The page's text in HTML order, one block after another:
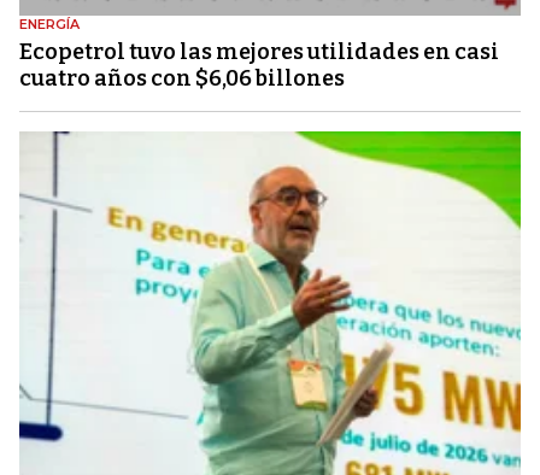
ENERGÍA
Ecopetrol tuvo las mejores utilidades en casi
cuatro años con $6,06 billones